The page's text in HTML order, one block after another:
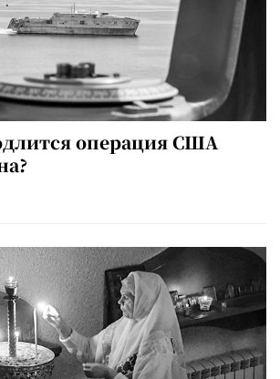
операция США